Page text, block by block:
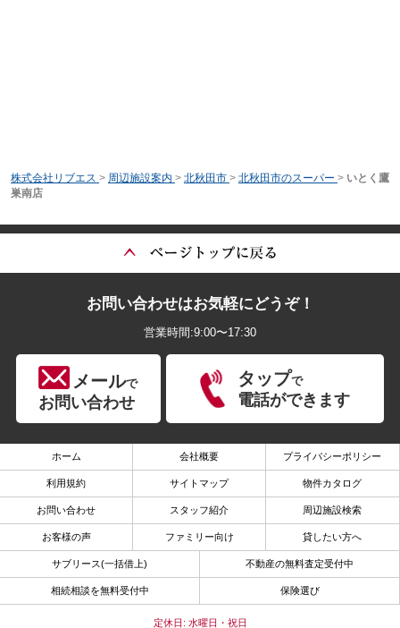
株式会社リブエス > 周辺施設案内 > 北秋田市 > 北秋田市のスーパー > いとく鷹
巣南店
お問い合わせはお気軽にどうぞ！
営業時間:9:00〜17:30
メールで
お問い合わせ
タップで
電話ができます
ホーム 会社概要 プライバシーポリシー
利用規約 サイトマップ 物件カタログ
お問い合わせ スタッフ紹介 周辺施設検索
お客様の声 ファミリー向け 貸したい方へ
サブリース(一括借上) 不動産の無料査定受付中
相続相談を無料受付中 保険選び
定休日: 水曜日・祝日